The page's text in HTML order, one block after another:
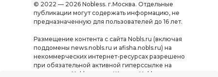
© 2022 — 2026 Nobless. г.Москва. Отдельные
публикации могут содержать информацию, не
предназначенную для пользователей до 16 лет.
Размещение контента с сайта Nobls.ru (включая
поддомены news.nobls.ru и afisha.nobls.ru) на
некоммерческих интернет-ресурсах разрешено
при обязательной активной гиперссылке на
источник — Nobls.ru или «Журнал Nobless».